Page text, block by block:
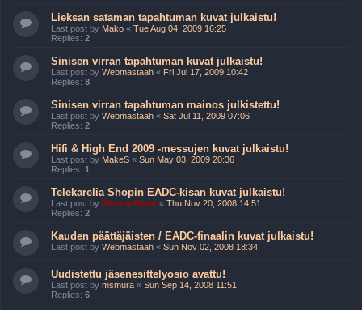
Lieksan sataman tapahtuman kuvat julkaistu!
Last post by Mako « Tue Aug 04, 2009 16:25
Replies: 2
Sinisen virran tapahtuman kuvat julkaistu!
Last post by Webmastaah « Fri Jul 17, 2009 10:42
Replies: 8
Sinisen virran tapahtuman mainos julkistettu!
Last post by Webmastaah « Sat Jul 11, 2009 07:06
Replies: 2
Hifi & High End 2009 -messujen kuvat julkaistu!
Last post by MakeS « Sun May 03, 2009 20:36
Replies: 1
Telekarelia Shopin EADC-kisan kuvat julkaistu!
Last post by SecondWave « Thu Nov 20, 2008 14:51
Replies: 2
Kauden päättäjäisten / EADC-finaalin kuvat julkaistu!
Last post by Webmastaah « Sun Nov 02, 2008 18:34
Uudistettu jäsenesittelyosio avattu!
Last post by msmura « Sun Sep 14, 2008 11:51
Replies: 6